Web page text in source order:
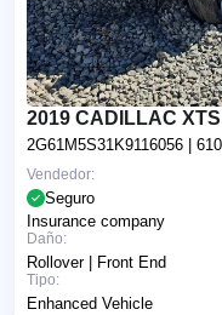
2019 CADILLAC XTS
2G61M5S31K9116056 |
Vendedor:
Seguro
Insurance company
Daño:
Rollover | Front End
Tipo:
Enhanced Vehicle